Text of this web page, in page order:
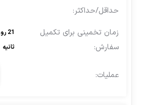
ثانیه